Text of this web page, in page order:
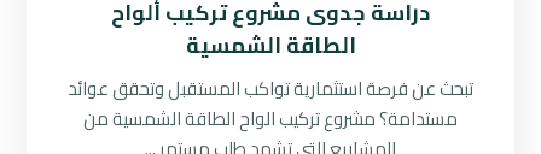
دراسة جدوى مشروع تركيب ألواح
الطاقة الشمسية
تبحث عن فرصة استثمارية تواكب المستقبل وتحقق عوائد
مستدامة؟ مشروع تركيب الواح الطاقة الشمسية من